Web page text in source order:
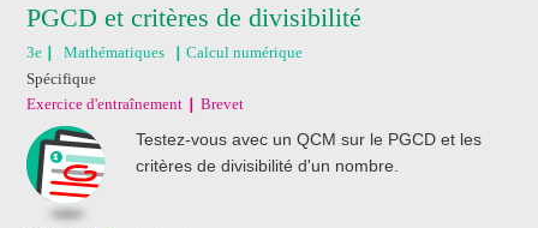
PGCD et critères de divisibilité
3e Mathématiques
Calcul numérique
Spécifique
Exercice d'entraînement
Brevet
Testez-vous avec un QCM sur le PGCD et les
critères de divisibilité d'un nombre.